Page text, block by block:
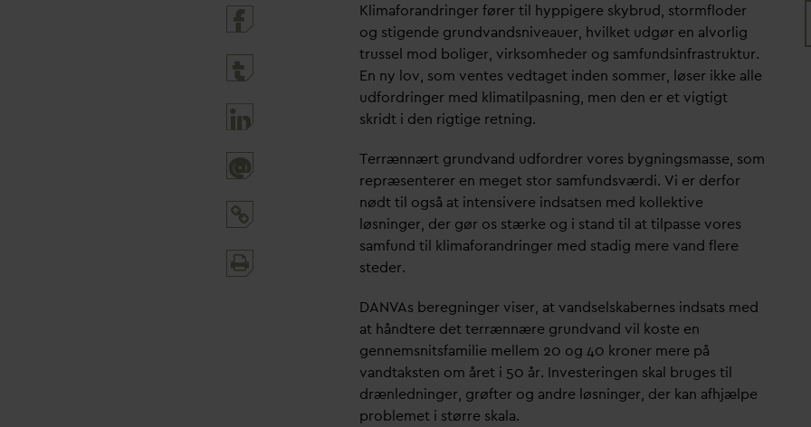
@
Klimaforandringer fører til hyppigere skybrud, stormfloder
og stigende grundvandsniveauer, hvilket udgør en alvorlig
trussel mod boliger, virksomheder og samfundsinfrastruktur.
En ny lov, som ventes vedtaget inden sommer, løser ikke alle
udfordringer med klimatilpasning, men den er et vigtigt
skridt i den rigtige retning.
Terrænnært grundvand udfordrer vores bygningsmasse, som
repræsenterer en meget stor samfundsværdi. Vi er derfor
nødt til også at intensivere indsatsen med kollektive
løsninger, der gør os stærke og i stand til at tilpasse vores
samfund til klimaforandringer med stadig mere vand flere
steder.
DANVAs beregninger viser, at vandselskabernes indsats med
at håndtere det terrænnære grundvand vil koste en
gennemsnitsfamilie mellem 20 og 40 kroner mere på
vandtaksten om året i 50 år. Investeringen skal bruges til
drænledninger, grøfter og andre løsninger, der kan afhjælpe
problemet i større skala.